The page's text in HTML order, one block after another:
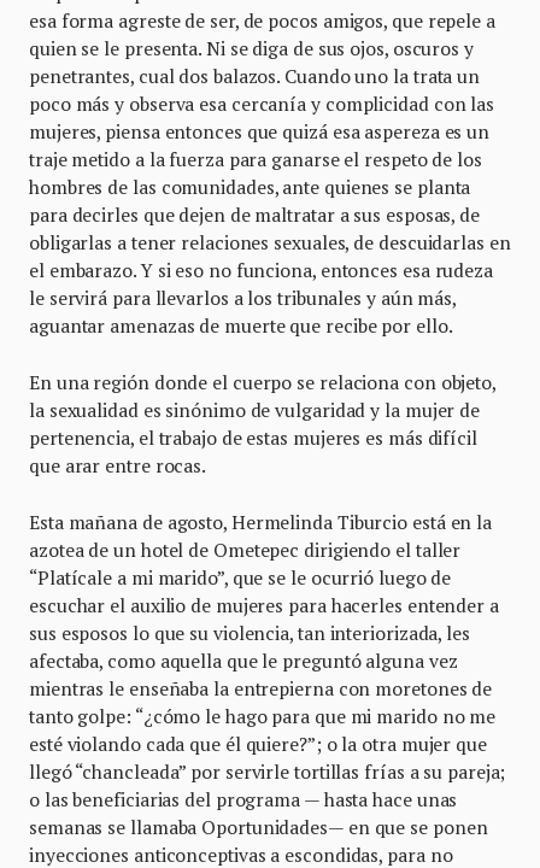
esa forma agreste de ser, de pocos amigos, que repele a
quien se le presenta. Ni se diga de sus ojos, oscuros y
penetrantes, cual dos balazos. Cuando uno la trata un
poco más y observa esa cercanía y complicidad con las
mujeres, piensa entonces que quizá esa aspereza es un
traje metido a la fuerza para ganarse el respeto de los
hombres de las comunidades, ante quienes se planta
para decirles que dejen de maltratar a sus esposas, de
obligarlas a tener relaciones sexuales, de descuidarlas en
el embarazo. Y si eso no funciona, entonces esa rudeza
le servirá para llevarlos a los tribunales y aún más,
aguantar amenazas de muerte que recibe por ello.
En una región donde el cuerpo se relaciona con objeto,
la sexualidad es sinónimo de vulgaridad y la mujer de
pertenencia, el trabajo de estas mujeres es más difícil
que arar entre rocas.
Esta mañana de agosto, Hermelinda Tiburcio está en la
azotea de un hotel de Ometepec dirigiendo el taller
“Platícale a mi marido”, que se le ocurrió luego de
escuchar el auxilio de mujeres para hacerles entender a
sus esposos lo que su violencia, tan interiorizada, les
afectaba, como aquella que le preguntó alguna vez
mientras le enseñaba la entrepierna con moretones de
tanto golpe: “¿cómo le hago para que mi marido no me
esté violando cada que él quiere?”; o la otra mujer que
llegó “chancleada” por servirle tortillas frías a su pareja;
o las beneficiarias del programa — hasta hace unas
semanas se llamaba Oportunidades— en que se ponen
inyecciones anticonceptivas a escondidas, para no